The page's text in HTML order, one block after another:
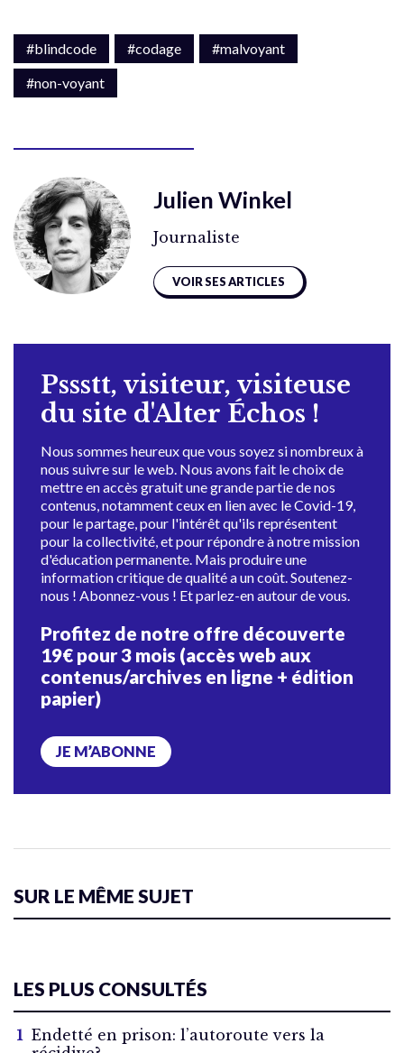
#blindcode #codage
#malvoyant
#non-voyant
Julien Winkel
Journaliste
VOIR SES ARTICLES
Pssstt, visiteur, visiteuse
du site d'Alter Échos !
Nous sommes heureux que vous soyez si nombreux à
nous suivre sur le web. Nous avons fait le choix de
mettre en accès gratuit une grande partie de nos
contenus, notamment ceux en lien avec le Covid-19,
pour le partage, pour l'intérêt qu'ils représentent
pour la collectivité, et pour répondre à notre mission
d'éducation permanente. Mais produire une
information critique de qualité a un coût. Soutenez-
nous ! Abonnez-vous ! Et parlez-en autour de vous.
Profitez de notre offre découverte
19€ pour 3 mois (accès web aux
contenus/archives en ligne + édition
papier)
JE M’ABONNE
SUR LE MÊME SUJET
LES PLUS CONSULTÉS
Endetté en prison: l’autoroute vers la